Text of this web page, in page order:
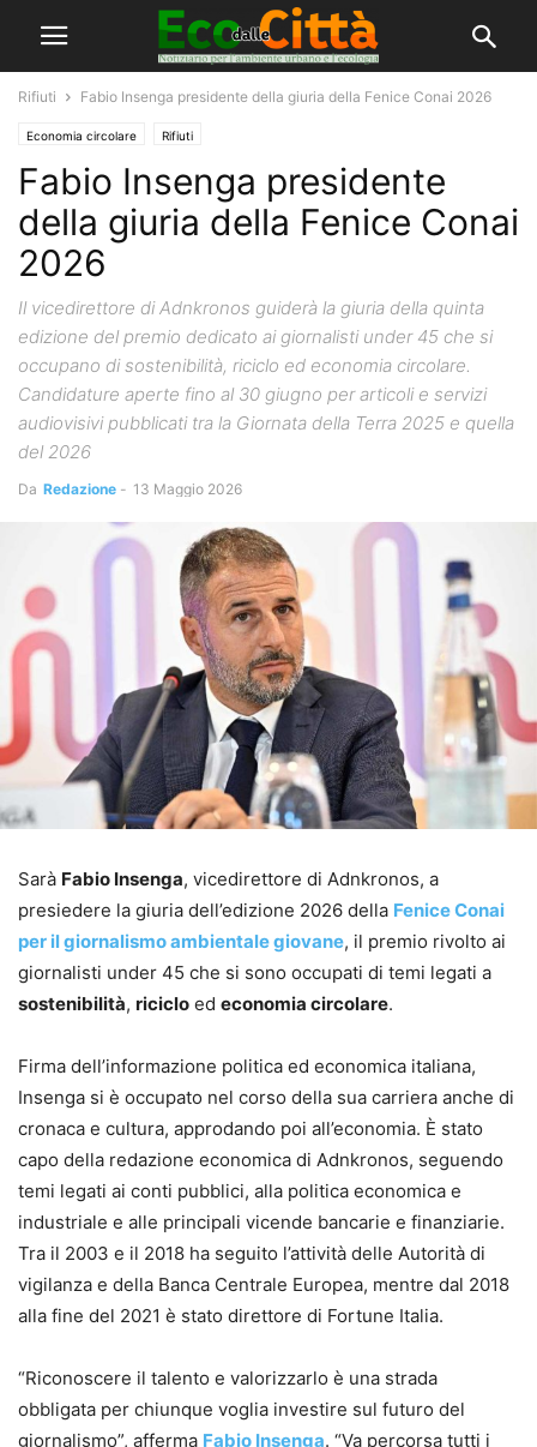
Rifiuti Fabio Insenga presidente della giuria della Fenice Conai 2026
Economia circolare Rifiuti
Fabio Insenga presidente
della giuria della Fenice Conai
2026
Il vicedirettore di Adnkronos guiderà la giuria della quinta
edizione del premio dedicato ai giornalisti under 45 che si
occupano di sostenibilità, riciclo ed economia circolare.
Candidature aperte fino al 30 giugno per articoli e servizi
audiovisivi pubblicati tra la Giornata della Terra 2025 e quella
del 2026
Da Redazione - 13 Maggio 2026
Sarà Fabio Insenga, vicedirettore di Adnkronos, a
presiedere la giuria dell’edizione 2026 della Fenice Conai
per il giornalismo ambientale giovane, il premio rivolto ai
giornalisti under 45 che si sono occupati di temi legati a
sostenibilità, riciclo ed economia circolare.
Firma dell’informazione politica ed economica italiana,
Insenga si è occupato nel corso della sua carriera anche di
cronaca e cultura, approdando poi all’economia. È stato
capo della redazione economica di Adnkronos, seguendo
temi legati ai conti pubblici, alla politica economica e
industriale e alle principali vicende bancarie e finanziarie.
Tra il 2003 e il 2018 ha seguito l’attività delle Autorità di
vigilanza e della Banca Centrale Europea, mentre dal 2018
alla fine del 2021 è stato direttore di Fortune Italia.
“Riconoscere il talento e valorizzarlo è una strada
obbligata per chiunque voglia investire sul futuro del
giornalismo”, afferma Fabio Insenga. “Va percorsa tutti i